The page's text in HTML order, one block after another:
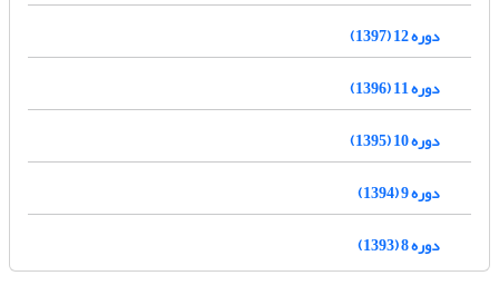
دوره 12 (1397)
دوره 11 (1396)
دوره 10 (1395)
دوره 9 (1394)
دوره 8 (1393)